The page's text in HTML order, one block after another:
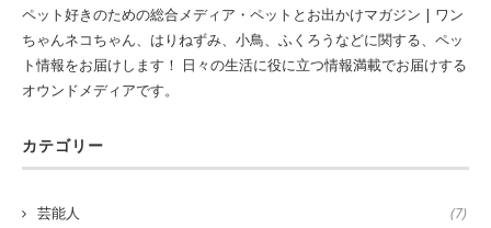
ペット好きのための総合メディア・ペットとお出かけマガジン | ワン
ちゃんネコちゃん、はりねずみ、小鳥、ふくろうなどに関する、ペッ
ト情報をお届けします！ 日々の生活に役に立つ情報満載でお届けする
オウンドメディアです。
カテゴリー
芸能人 (7)